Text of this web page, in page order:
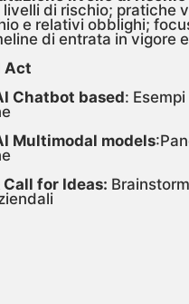
livelli di rischio; pratiche
e relativi obblighi;
di entrata in vigore
Act
Chatbot based:
Multimodal models
for Ideas: